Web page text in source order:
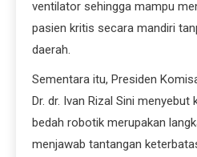
ventilator sehingga mampu
pasien kritis secara mandiri
daerah.
Sementara itu, Presiden
Dr. dr. Ivan Rizal Sini menyebut
bedah robotik merupakan
menjawab tantangan